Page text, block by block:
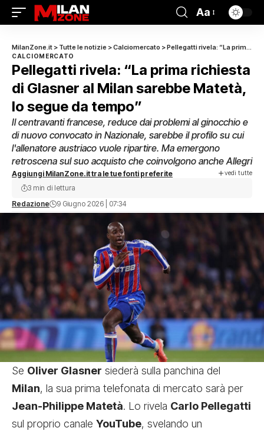
Aa
MilanZone.it > Tutte le notizie >Calciomercato >Pellegatti rivela: “La prima richiesta di Glasner al Milan sarebbe Matetà, lo segue da tempo”
CALCIOMERCATO
Pellegatti rivela: “La prima richiesta
di Glasner al Milan sarebbe Matetà,
lo segue da tempo”
Il centravanti francese, reduce dai problemi al ginocchio e
di nuovo convocato in Nazionale, sarebbe il profilo su cui
l'allenatore austriaco vuole ripartire. Ma emergono
retroscena sul suo acquisto che coinvolgono anche Allegri
Aggiungi MilanZone.it tra le tue fonti preferite vedi tutte
Redazione 9 Giugno 2026 | 07:34
3 min di lettura
Se Oliver Glasner siederà sulla panchina del
Milan, la sua prima telefonata di mercato sarà per
Jean-Philippe Matetà. Lo rivela Carlo Pellegatti
sul proprio canale YouTube, svelando un